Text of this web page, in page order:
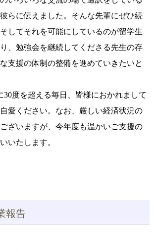
らに伝えました。そんな先輩にぜひ続
してそれを可能にしているのが留学生
、勉強会を継続してくださる先生の存
支援の体制の整備を進めていきたいと
30度を超える毎日、皆様におかれまして
愛ください。なお、厳しい経済状況の
ざいますが、今年度も温かいご支援の
いたします。
報告